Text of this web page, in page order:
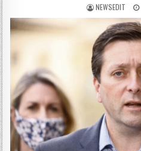
AUTHOR:
NEWSEDIT